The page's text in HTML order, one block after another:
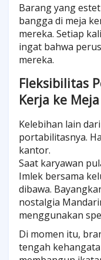
Barang yang
bangga di meja
mereka. Setiap
ingat bahwa
mereka.
Fleksibilitas
Kerja ke
Kelebihan lain
portabilitasnya.
kantor.
Saat karyawan
Imlek bersama
dibawa.
nostalgia
menggunakan
Di momen itu,
tengah